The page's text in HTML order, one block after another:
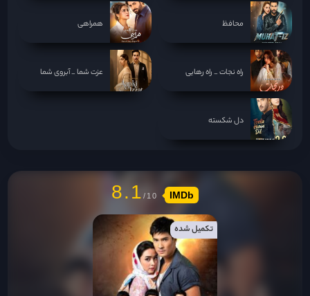
محافظ همراهی
راه نجات _ راه رهایی عزت شما _ آبروی شما
دل شکسته
8.1 IMDb
تکمیل شده